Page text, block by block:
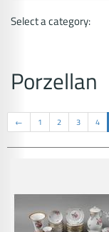
Select a category:
Porzellan
← 1 2 3 4